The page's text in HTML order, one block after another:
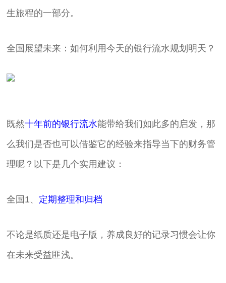
生旅程的一部分。
全国展望未来：如何利用今天的银行流水规划明天？
既然十年前的银行流水能带给我们如此多的启发，那
么我们是否也可以借鉴它的经验来指导当下的财务管
理呢？以下是几个实用建议：
全国1、 定期整理和归档
不论是纸质还是电子版，养成良好的记录习惯会让你
在未来受益匪浅。